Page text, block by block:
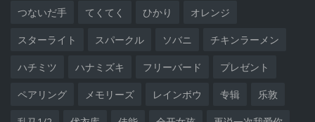
つないだ手 てくてく ひかり オレンジ
スターライト スパークル ソバニ チキンラーメン
ハチミツ ハナミズキ フリーバード プレゼント
ペアリング メモリーズ レインボウ 专辑 乐敦